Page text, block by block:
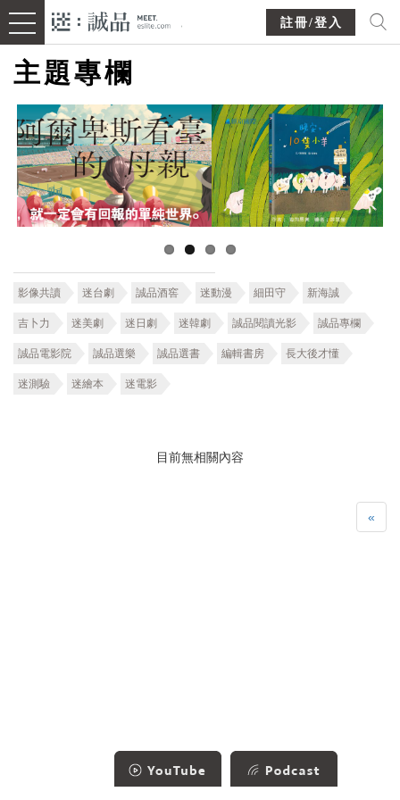
註冊/登入
主題專欄
影像共讀 迷台劇 誠品酒窖 迷動漫 細田守 新海誠
吉卜力 迷美劇 迷日劇 迷韓劇 誠品閱讀光影 誠品專欄
誠品電影院 誠品選樂 誠品選書 編輯書房 長大後才懂
迷測驗 迷繪本 迷電影
目前無相關內容
«